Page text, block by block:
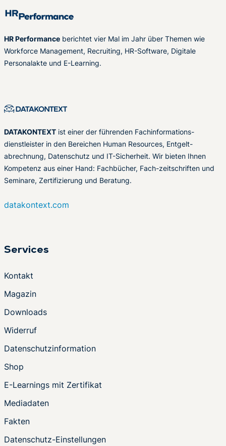
HR Performance berichtet vier Mal im Jahr über Themen wie
Workforce Management, Recruiting, HR-Software, Digitale
Personalakte und E-Learning.
DATAKONTEXT ist einer der führenden Fachinformations-
dienstleister in den Bereichen Human Resources, Entgelt-
abrechnung, Datenschutz und IT-Sicherheit. Wir bieten Ihnen
Kompetenz aus einer Hand: Fachbücher, Fach-zeitschriften und
Seminare, Zertifizierung und Beratung.
datakontext.com
Services
Kontakt
Magazin
Downloads
Widerruf
Datenschutzinformation
Shop
E-Learnings mit Zertifikat
Mediadaten
Fakten
Datenschutz-Einstellungen